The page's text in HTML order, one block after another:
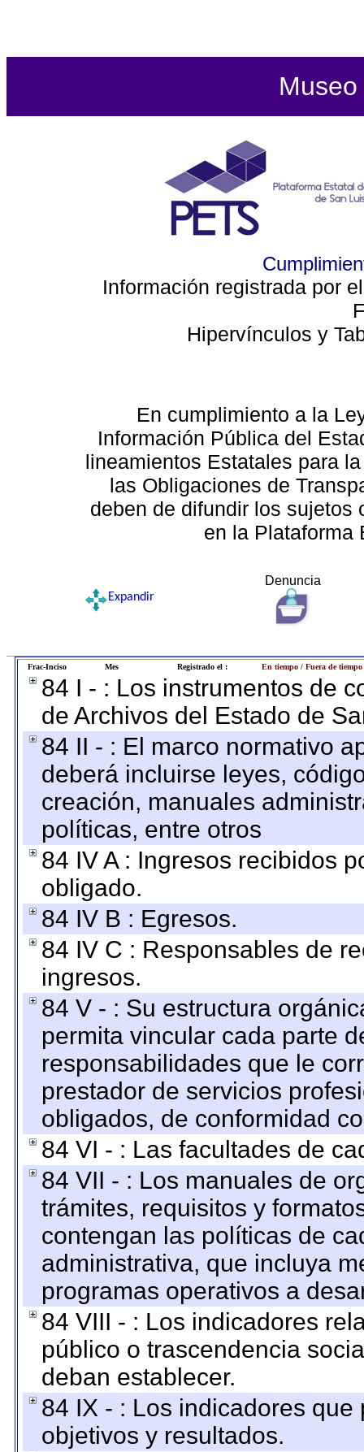
Información registrada por
Hipervínculos y
En cumplimiento a la
Información Pública del
lineamientos Estatales para
las Obligaciones de
deben de difundir los sujetos
en la Plataforma
Denuncia
Expandir
Frac-Inciso Mes Registrado el : En tiempo / Fuera de tiempo
84 I - : Los instrumentos de
de Archivos del Estado de
84 II - : El marco normativo
deberá incluirse leyes,
creación, manuales
políticas, entre otros
84 IV A : Ingresos recibidos
obligado.
84 IV B : Egresos.
84 IV C : Responsables de
ingresos.
84 V - : Su estructura
permita vincular cada parte
responsabilidades que le
prestador de servicios
obligados, de conformidad
84 VI - : Las facultades de
84 VII - : Los manuales de
trámites, requisitos y
contengan las políticas de
administrativa, que incluya
programas operativos a
84 VIII - : Los indicadores
público o trascendencia
deban establecer.
84 IX - : Los indicadores
objetivos y resultados.